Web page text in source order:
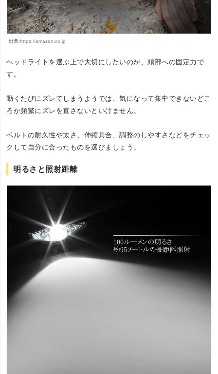
出典:https://amazon.co.jp
ヘッドライトを選ぶ上で大切にしたいのが、頭部への固定力で
す。
動くたびにズレてしまうようでは、気になって集中できないどこ
ろか頻繁にズレを直さないといけません。
ベルトの耐久性や太さ、伸縮具合、調整のしやすさなどをチェッ
クして自分に合ったものを選びましょう。
明るさと照射距離